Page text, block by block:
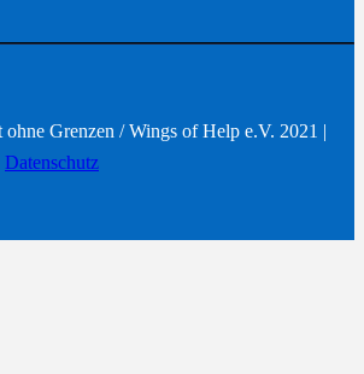
Grenzen / Wings of Help e.V. 2021 |
Datenschutz